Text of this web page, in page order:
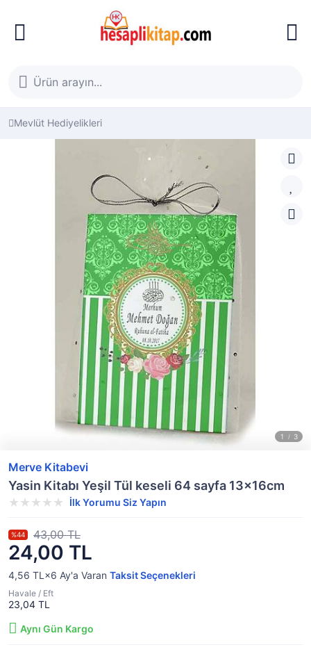
Mevlüt Hediyelikleri
Merve Kitabevi
Yasin Kitabı Yeşil Tül keseli 64 sayfa 13x16cm
İlk Yorumu Siz Yapın
24,00 TL
%44 43,00 TL
4,56 TL×6 Ay'a Varan Taksit Seçenekleri
Havale / Eft
23,04 TL
Aynı Gün Kargo